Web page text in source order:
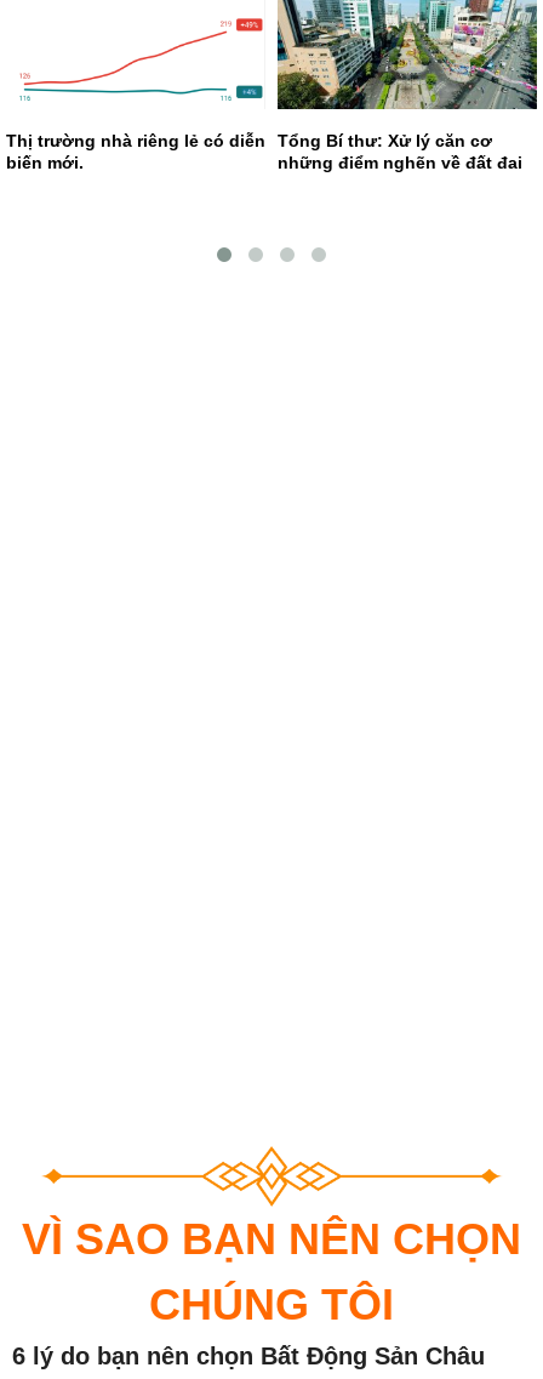
Thị trường nhà riêng lẻ có diễn
biến mới.
Tổng Bí thư: Xử lý căn cơ
những điểm nghẽn về đất đai
VÌ SAO BẠN NÊN CHỌN
CHÚNG TÔI
6 lý do bạn nên chọn Bất Động Sản Châu